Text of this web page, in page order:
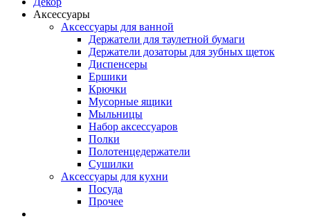
Аксессуары
Аксессуары для ванной
Держатели для таулетной бумаги
Держатели дозаторы для зубных щеток
Диспенсеры
Ершики
Крючки
Мусорные ящики
Мыльницы
Набор аксессуаров
Полки
Полотенцедержатели
Сушилки
Аксессуары для кухни
Посуда
Прочее